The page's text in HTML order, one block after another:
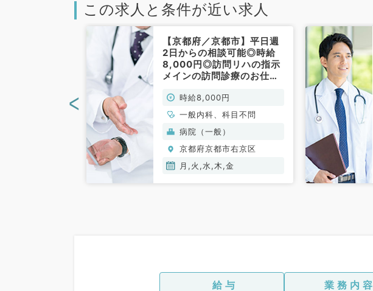
この求人と条件が近い求人
【京都府／京都市】平日週
2日からの相談可能◎時給
8,000円◎訪問リハの指示
メインの訪問診療のお仕事
時給8,000円
一般内科、科目不問
病院（一般）
京都府京都市右京区
月,火,水,木,金
<
給与 業務内容